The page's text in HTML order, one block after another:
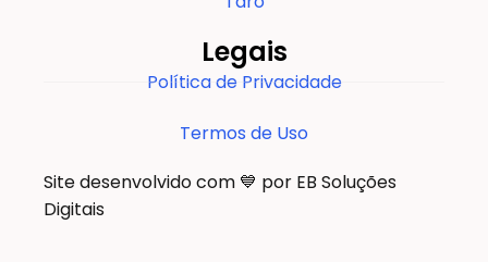
Legais
Política de Privacidade
Termos de Uso
Site desenvolvido com 💙 por EB Soluções
Digitais